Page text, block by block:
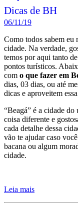
dicas e aproveitem
coisa diferente e
cada detalhe dessa
vão te ajudar caso
bacana ou algum
cidade.
Leia mais
Postado em:
Dicas de Passeios
Por:
Juliana Santiago
Restaurantes
2 COMENTÁRIOS